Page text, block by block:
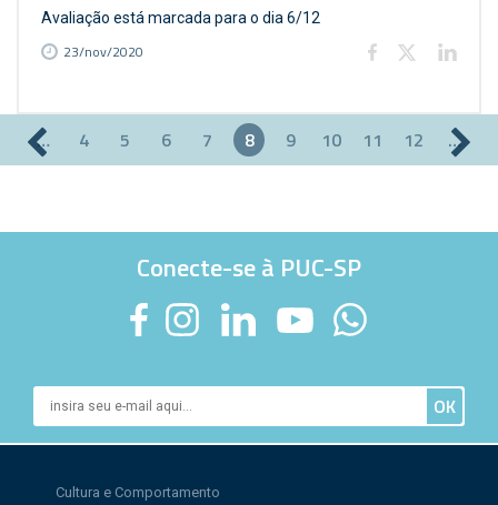
Avaliação está marcada para o dia 6/12
23/nov/2020
Páginas
… 4 5 6 7 8 9 10 11 12 …
Conecte-se à PUC-SP
Cultura e Comportamento